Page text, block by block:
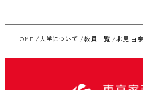
HOME 大学について 教員一覧 北見 由